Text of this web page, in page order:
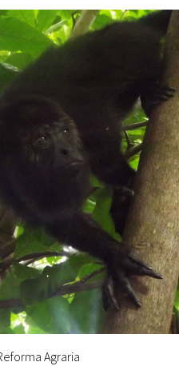
Agraria